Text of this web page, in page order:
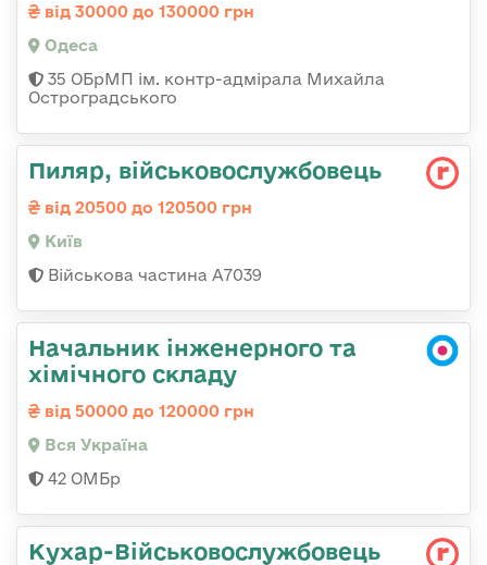
від 30000 до 130000 грн
Одеса
35 ОБрМП ім. контр-адмірала Михайла
Остроградського
Пиляр, військовослужбовець
від 20500 до 120500 грн
Київ
Військова частина А7039
Начальник інженерного та
хімічного складу
від 50000 до 120000 грн
Вся Україна
42 ОМБр
Кухар-Військовослужбовець